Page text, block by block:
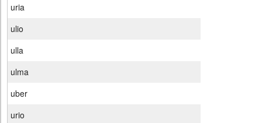
uria
ulio
ulla
ulma
uber
urio